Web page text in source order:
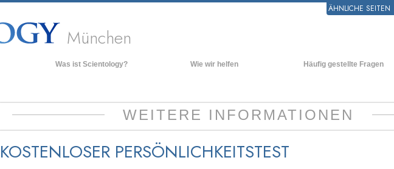
ÄHNLICHE SEITEN
München
Was ist Scientology?
Kodizes
Wie wir helfen Häufig gestellte Fragen
Innerhalb einer Scientology Kirche
WEITERE INFORMATIONEN
KOSTENLOSER PERSÖNLICHKEITSTEST